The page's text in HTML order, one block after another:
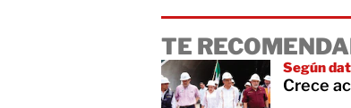
TE
Según
Crece